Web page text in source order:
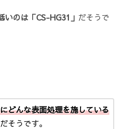
いのは「CS-HG31」 だそうで
どんな表面処理を施している
だそうです。